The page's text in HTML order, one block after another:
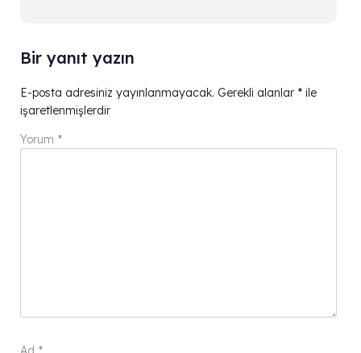
Bir yanıt yazın
E-posta adresiniz yayınlanmayacak. Gerekli alanlar * ile
işaretlenmişlerdir
Yorum *